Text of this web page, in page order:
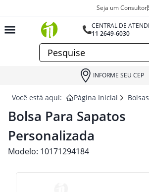
Seja um Consultor
CENTRAL DE
11 2649-6030
INFORME SEU CEP
Você está aqui: Página Inicial
Bolsa Para Sapatos
Personalizada
Modelo: 10171294184